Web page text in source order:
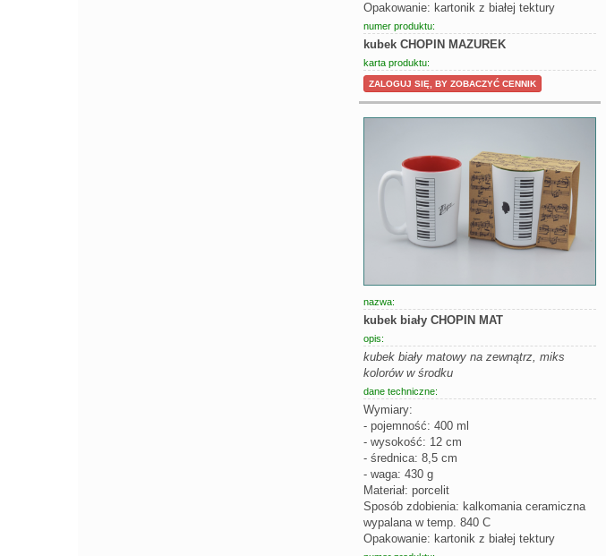
Opakowanie: kartonik z białej tektury
numer produktu:
kubek CHOPIN MAZUREK
karta produktu:
ZALOGUJ SIĘ, BY ZOBACZYĆ CENNIK
nazwa:
kubek biały CHOPIN MAT
opis:
kubek biały matowy na zewnątrz, miks
kolorów w środku
dane techniczne:
Wymiary:
- pojemność: 400 ml
- wysokość: 12 cm
- średnica: 8,5 cm
- waga: 430 g
Materiał: porcelit
Sposób zdobienia: kalkomania ceramiczna
wypalana w temp. 840 C
Opakowanie: kartonik z białej tektury